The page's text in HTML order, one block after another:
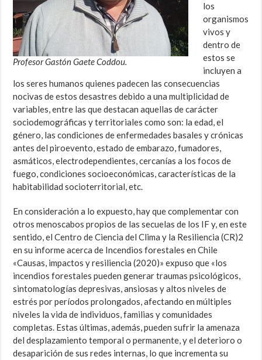
Profesor Gastón Gaete Coddou.
los
organismos
vivos y
dentro de
estos se
incluyen a
los seres humanos quienes padecen las consecuencias
nocivas de estos desastres debido a una multiplicidad de
variables, entre las que destacan aquellas de carácter
sociodemográficas y territoriales como son: la edad, el
género, las condiciones de enfermedades basales y crónicas
antes del piroevento, estado de embarazo, fumadores,
asmáticos, electrodependientes, cercanías a los focos de
fuego, condiciones socioeconómicas, características de la
habitabilidad socioterritorial, etc.
En consideración a lo expuesto, hay que complementar con
otros menoscabos propios de las secuelas de los IF y, en este
sentido, el Centro de Ciencia del Clima y la Resiliencia (CR)2
en su informe acerca de Incendios forestales en Chile
«Causas, impactos y resiliencia (2020)» expuso que «los
incendios forestales pueden generar traumas psicológicos,
sintomatologías depresivas, ansiosas y altos niveles de
estrés por períodos prolongados, afectando en múltiples
niveles la vida de individuos, familias y comunidades
completas. Estas últimas, además, pueden sufrir la amenaza
del desplazamiento temporal o permanente, y el deterioro o
desaparición de sus redes internas, lo que incrementa su